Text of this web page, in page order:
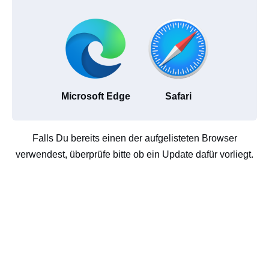
Microsoft Edge Safari
Falls Du bereits einen der aufgelisteten Browser
verwendest, überprüfe bitte ob ein Update dafür vorliegt.